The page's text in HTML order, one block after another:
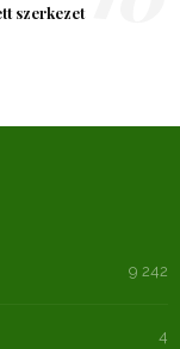
szerkezet
9 242
4